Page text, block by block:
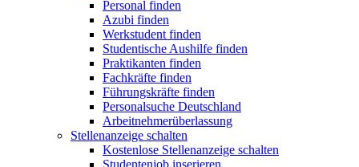
Personal finden
Azubi finden
Werkstudent finden
Studentische Aushilfe finden
Praktikanten finden
Fachkräfte finden
Führungskräfte finden
Personalsuche Deutschland
Arbeitnehmerüberlassung
Stellenanzeige schalten
Kostenlose Stellenanzeige schalten
Studentenjob inserieren